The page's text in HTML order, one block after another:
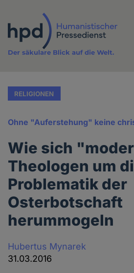
Inhalt
Der säkulare Blick auf die Welt.
RELIGIONEN
Ohne "Auferstehung" keine
Wie sich
Theologen um
Problematik der
Osterbotschaft
herummogeln
Hubertus Mynarek
31.03.2016